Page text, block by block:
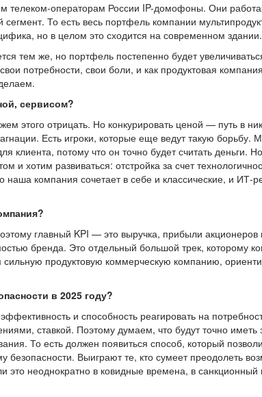
телеком-операторам России IP-домофоны. Они
То есть весь портфель компании
но в целом это сходится на современном здании.
тем же, но портфель постепенно будет
потребности, свои боли, и как продуктовая
сервисом?
этого отрицать. Но конкурировать ценой — путь в
Есть игроки, которые еще ведут такую
клиента, потому что он точно будет считать деньги.
и хотим развиваться: отстройка за счет
наша компания сочетает в себе и классические, и ИТ-
главный KPI — это выручка, прибыли акционеров
бренда. Это отдельный большой трек, которому
продуктовую коммерческую компанию,
в 2025 году?
и способность реагировать на
ставкой. Поэтому думаем, что будут точно иметь
То есть должен появиться способ, который
безопасности. Выиграют те, кто сумеет преодолеть
это неоднократно в ковидные времена, в